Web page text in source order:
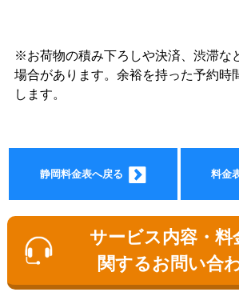
ョ
金
※お荷物の積み下ろしや決済、渋滞な
場合があります。余裕を持った予約時
します。
静岡料金表へ戻る 料金
サービス内容・料
関するお問い合